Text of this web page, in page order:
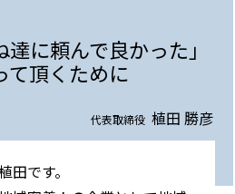
達に頼んで良かった」
て頂くために
代表取締役 植田 勝彦
田です。